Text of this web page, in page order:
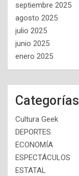
septiembre 2025
agosto 2025
julio 2025
junio 2025
enero 2025
Categorías
Cultura Geek
DEPORTES
ECONOMÍA
ESPECTÁCULOS
ESTATAL